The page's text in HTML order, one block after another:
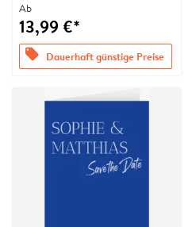
Ab
13,99 €*
offers Dauerhaft günstige Preise